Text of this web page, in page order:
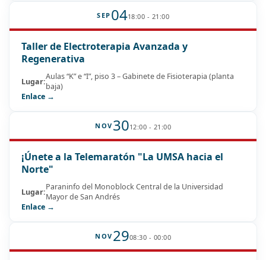
SEP 0418:00 - 21:00
Taller de Electroterapia Avanzada y
Regenerativa
Lugar:Aulas “K” e “I”, piso 3 – Gabinete de Fisioterapia (planta
baja)
Enlace →
NOV 3012:00 - 21:00
¡Únete a la Telemaratón "La UMSA hacia el
Norte"
Lugar:Paraninfo del Monoblock Central de la Universidad
Mayor de San Andrés
Enlace →
NOV 2908:30 - 00:00